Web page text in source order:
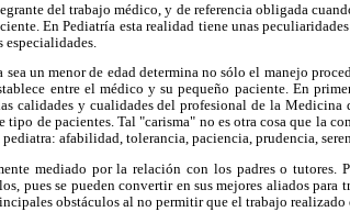
del trabajo médico, y de referencia obligada
En Pediatría esta realidad tiene unas
especialidades.
un menor de edad determina no sólo el manejo
entre el médico y su pequeño paciente. En
calidades y cualidades del profesional de la Medicina
tipo de pacientes. Tal "carisma" no es otra cosa que la
afabilidad, tolerancia, paciencia, prudencia,
mediado por la relación con los padres o tutores.
pues se pueden convertir en sus mejores aliados
obstáculos al no permitir que el trabajo realizado